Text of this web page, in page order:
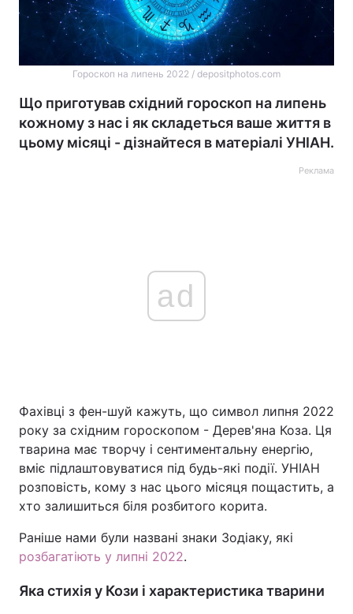
Гороскоп на липень 2022 / depositphotos.com
Що приготував східний гороскоп на липень
кожному з нас і як складеться ваше життя в
цьому місяці - дізнайтеся в матеріалі УНІАН.
Реклама
ad
Фахівці з фен-шуй кажуть, що символ липня 2022
року за східним гороскопом - Дерев'яна Коза. Ця
тварина має творчу і сентиментальну енергію,
вміє підлаштовуватися під будь-які події. УНІАН
розповість, кому з нас цього місяця пощастить, а
хто залишиться біля розбитого корита.
Раніше нами були названі знаки Зодіаку, які
розбагатіють у липні 2022.
Яка стихія у Кози і характеристика тварини